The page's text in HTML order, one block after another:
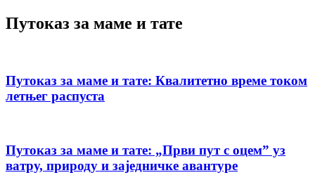
Путоказ за маме и тате
Путоказ за маме и тате: Квалитетно време током
летњег распуста
Путоказ за маме и тате: „Први пут с оцемˮ уз
ватру, природу и заједничке авантуре